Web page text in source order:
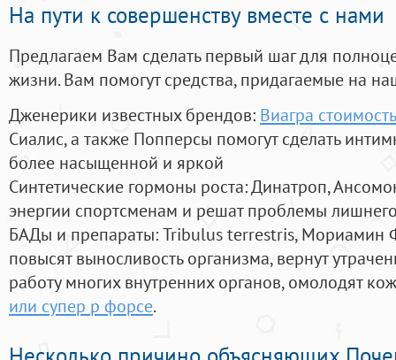
На пути к совершенству вместе с нами
Предлагаем Вам сделать первый шаг для
жизни. Вам помогут средства, придагаемые на
Дженерики известных брендов: Виагра
Сиалис, а также Попперсы помогут сделать
более насыщенной и яркой
Синтетические гормоны роста: Динатроп,
энергии спортсменам и решат проблемы
БАДы и препараты:Tribulus terrestris, Мориамин
повысят выносливость организма, вернут
работу многих внутренних органов, омолодят
или супер р форсе.